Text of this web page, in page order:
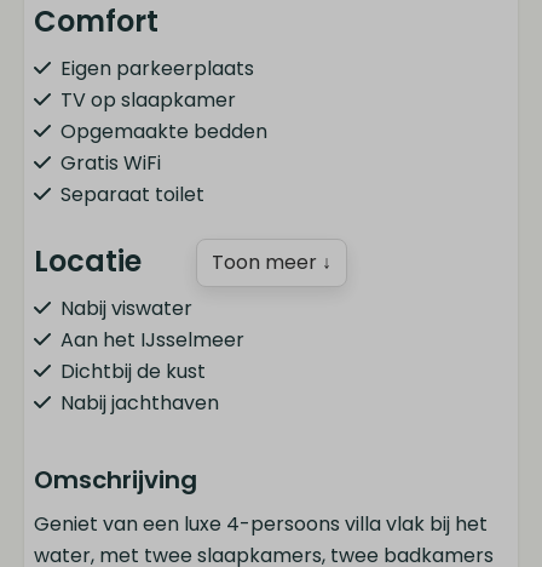
Comfort
Eigen parkeerplaats
TV op slaapkamer
Opgemaakte bedden
Gratis WiFi
Separaat toilet
Locatie
Nabij viswater
Aan het IJsselmeer
Dichtbij de kust
Nabij jachthaven
Keuken
Koel-vriescombinatie
Vaatwasser
Toon meer ↓
Omschrijving
Geniet van een luxe 4-persoons villa vlak bij het
water, met twee slaapkamers, twee badkamers